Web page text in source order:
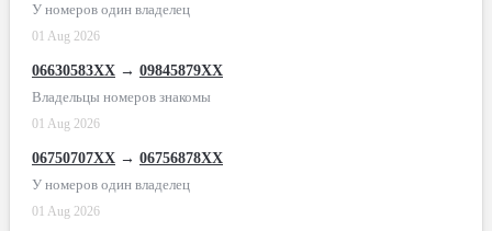
У номеров один владелец
01 Aug 2026
06630583XX → 09845879XX
Владельцы номеров знакомы
01 Aug 2026
06750707XX → 06756878XX
У номеров один владелец
01 Aug 2026